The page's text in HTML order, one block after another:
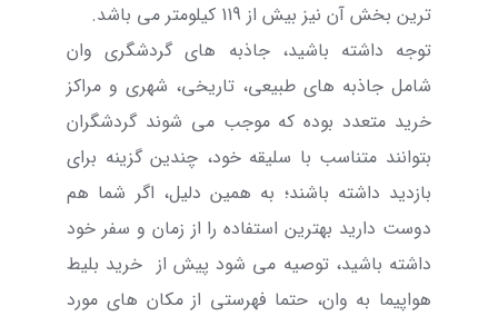
ترین بخش آن نیز بیش از 119 کیلومتر می باشد.
توجه داشته باشید،جاذبه های گردشگری وان
شامل جاذبه های طبیعی، تاریخی، شهری و مراکز
خرید متعدد بوده که موجب می شوند گردشگران
بتوانند متناسب با سلیقه خود، چندین گزینه برای
بازدید داشته باشند؛ به همین دلیل، اگر شما هم
دوست دارید بهترین استفاده را از زمان و سفر خود
داشته باشید، توصیه می شود پیش از خرید بلیط
هواپیما به وان، حتما فهرستی از مکان های مورد